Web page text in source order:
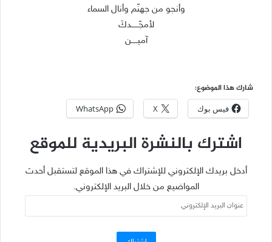
وأنجو من جهنّم وأنال السماء
لأمجّــــــدكَ
آميـــــن
شارك هذا الموضوع:
فيس بوك X
WhatsApp
اشترك بالنشرة البريدية للموقع
أدخل بريدك الإلكتروني للإشتراك في هذا الموقع لتستقبل أحدث
المواضيع من خلال البريد الإلكتروني.
عنوان
البريد